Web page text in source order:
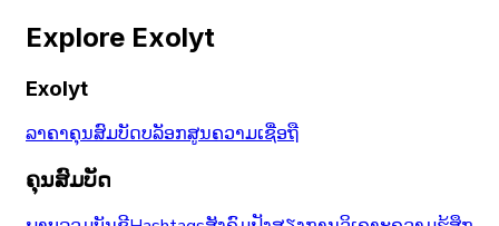
Explore Exolyt
Exolyt
ລາຄາຄຸນສົມບັດບລັອກສູນຄວາມເຊື່ອຖື
ຄຸນສົມບັດ